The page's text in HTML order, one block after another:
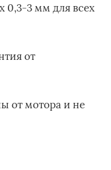
0,3-3 мм для всех
от
от мотора и не